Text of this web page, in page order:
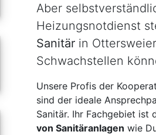
Aber
Heizungsnotdienst
Sanitärin
Schwachstellen
Unsere Profis der
sind der ideale
Sanitär. Ihr Fachgebiet ist
von Sanitäranlagen wie